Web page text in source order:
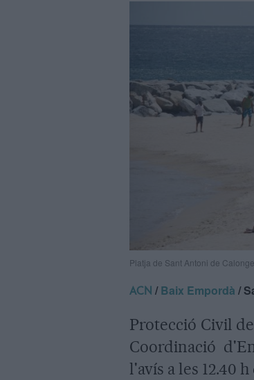
Platja de Sant Antoni de
ACN /Baix Empordà /
Protecció Civil
Coordinació
l'avís a les 12.40